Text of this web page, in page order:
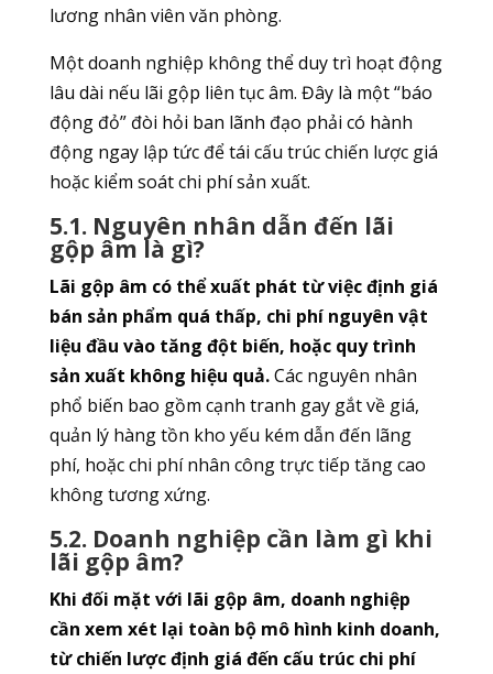
lương nhân viên văn phòng.
Một doanh nghiệp không thể duy trì hoạt động
lâu dài nếu lãi gộp liên tục âm. Đây là một “báo
động đỏ” đòi hỏi ban lãnh đạo phải có hành
động ngay lập tức để tái cấu trúc chiến lược giá
hoặc kiểm soát chi phí sản xuất.
5.1. Nguyên nhân dẫn đến lãi
gộp âm là gì?
Lãi gộp âm có thể xuất phát từ việc định giá
bán sản phẩm quá thấp, chi phí nguyên vật
liệu đầu vào tăng đột biến, hoặc quy trình
sản xuất không hiệu quả.Các nguyên nhân
phổ biến bao gồm cạnh tranh gay gắt về giá,
quản lý hàng tồn kho yếu kém dẫn đến lãng
phí, hoặc chi phí nhân công trực tiếp tăng cao
không tương xứng.
5.2. Doanh nghiệp cần làm gì khi
lãi gộp âm?
Khi đối mặt với lãi gộp âm, doanh nghiệp
cần xem xét lại toàn bộ mô hình kinh doanh,
từ chiến lược định giá đến cấu trúc chi phí